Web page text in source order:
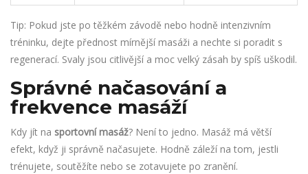
Tip: Pokud jste po těžkém závodě nebo hodně intenzivním
tréninku, dejte přednost mírnější masáži a nechte si poradit s
regenerací. Svaly jsou citlivější a moc velký zásah by spíš uškodil.
Správné načasování a
frekvence masáží
Kdy jít na sportovní masáž? Není to jedno. Masáž má větší
efekt, když ji správně načasujete. Hodně záleží na tom, jestli
trénujete, soutěžíte nebo se zotavujete po zranění.